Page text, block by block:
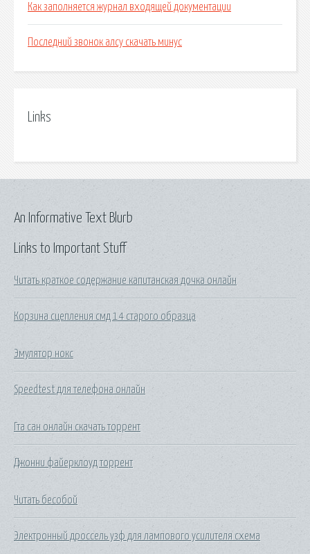
Как заполняется журнал входящей документации
Последний звонок алсу скачать минус
Links
Links to Important Stuff
Читать краткое содержание капитанская дочка онлайн
Корзина сцепления смд 14 старого образца
Эмулятор нокс
Speedtest для телефона онлайн
Гта сан онлайн скачать торрент
Джонни файерклоуд торрент
Читать бесобой
Электронный дроссель узф для лампового усилителя схема
An Informative Text Blurb